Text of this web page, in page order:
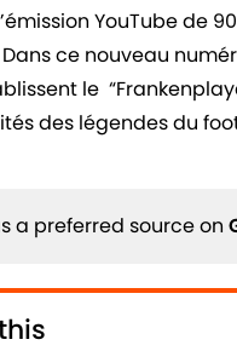
YouTube de
ce nouveau
le
des légendes du
a preferred source on